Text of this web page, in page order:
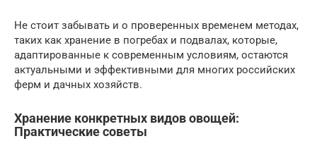
Не стоит забывать и о проверенных временем методах,
таких как хранение в погребах и подвалах, которые,
адаптированные к современным условиям, остаются
актуальными и эффективными для многих российских
ферм и дачных хозяйств.
Хранение конкретных видов овощей:
Практические советы